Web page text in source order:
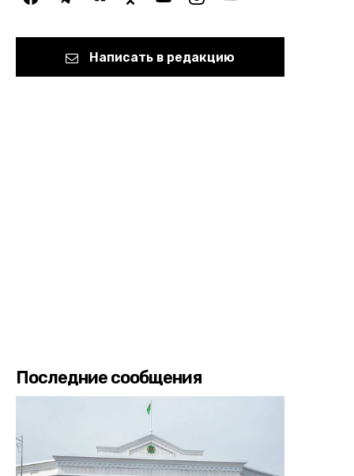
Написать в редакцию
Последние сообщения